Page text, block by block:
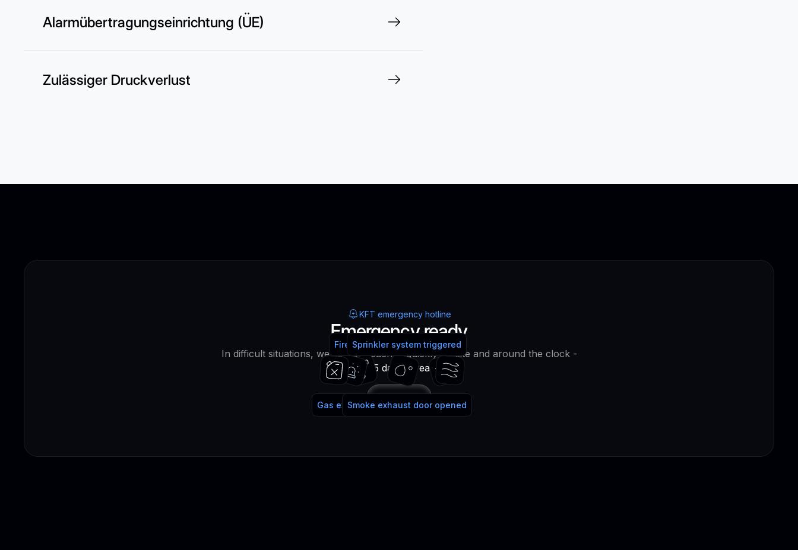
Alarmübertragungseinrichtung (ÜE)
Zulässiger Druckverlust
KFT emergency hotline
Emergency ready
In difficult situations, we can be reached quickly on site and around the clock -
365 days a year!
Call
Fire extinguisher used
Fire alarm system triggered
Gas extinguishing system triggered
water!
Sprinkler system triggered
Smoke exhaust door opened